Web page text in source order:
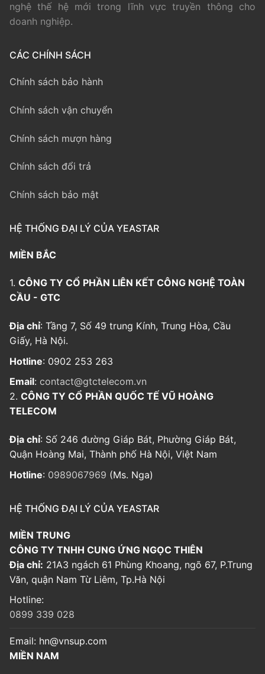
nghệ thế hệ mới trong lĩnh vực truyền thông cho
doanh nghiệp.
CÁC CHÍNH SÁCH
Chính sách bảo hành
Chính sách vận chuyển
Chính sách mượn hàng
Chính sách đổi trả
Chính sách bảo mật
HỆ THỐNG ĐẠI LÝ CỦA YEASTAR
MIỀN BẮC
1. CÔNG TY CỔ PHẦN LIÊN KẾT CÔNG NGHỆ TOÀN
CẦU - GTC
Địa chỉ: Tầng 7, Số 49 trung Kính, Trung Hòa, Cầu
Giấy, Hà Nội.
Hotline: 0902 253 263
Email: contact@gtctelecom.vn
2. CÔNG TY CỔ PHẦN QUỐC TẾ VŨ HOÀNG
TELECOM
Địa chỉ: Số 246 đường Giáp Bát, Phường Giáp Bát,
Quận Hoàng Mai, Thành phố Hà Nội, Việt Nam
Hotline: 0989067969 (Ms. Nga)
HỆ THỐNG ĐẠI LÝ CỦA YEASTAR
MIỀN TRUNG
CÔNG TY TNHH CUNG ỨNG NGỌC THIÊN
Địa chỉ: 21A3 ngách 61 Phùng Khoang, ngõ 67, P.Trung
Văn, quận Nam Từ Liêm, Tp.Hà Nội
Hotline:
0899 339 028
Email: hn@vnsup.com
MIỀN NAM